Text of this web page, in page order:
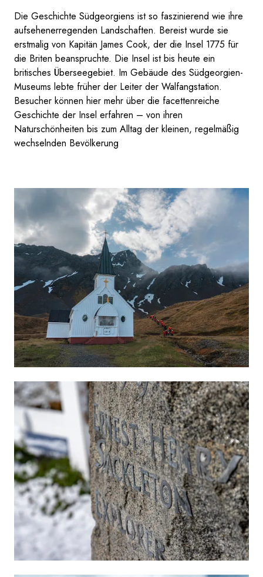
Die Geschichte Südgeorgiens ist so faszinierend wie ihre
aufsehenerregenden Landschaften. Bereist wurde sie
erstmalig von Kapitän James Cook, der die Insel 1775 für
die Briten beanspruchte. Die Insel ist bis heute ein
britisches Überseegebiet. Im Gebäude des Südgeorgien-
Museums lebte früher der Leiter der Walfangstation.
Besucher können hier mehr über die facettenreiche
Geschichte der Insel erfahren – von ihren
Naturschönheiten bis zum Alltag der kleinen, regelmäßig
wechselnden Bevölkerung